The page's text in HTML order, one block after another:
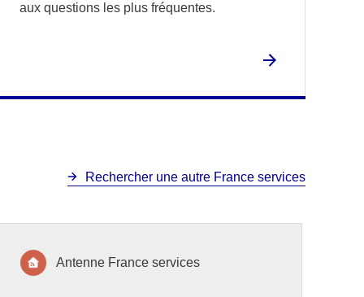
aux questions les plus fréquentes.
Rechercher une autre France services
Antenne France services